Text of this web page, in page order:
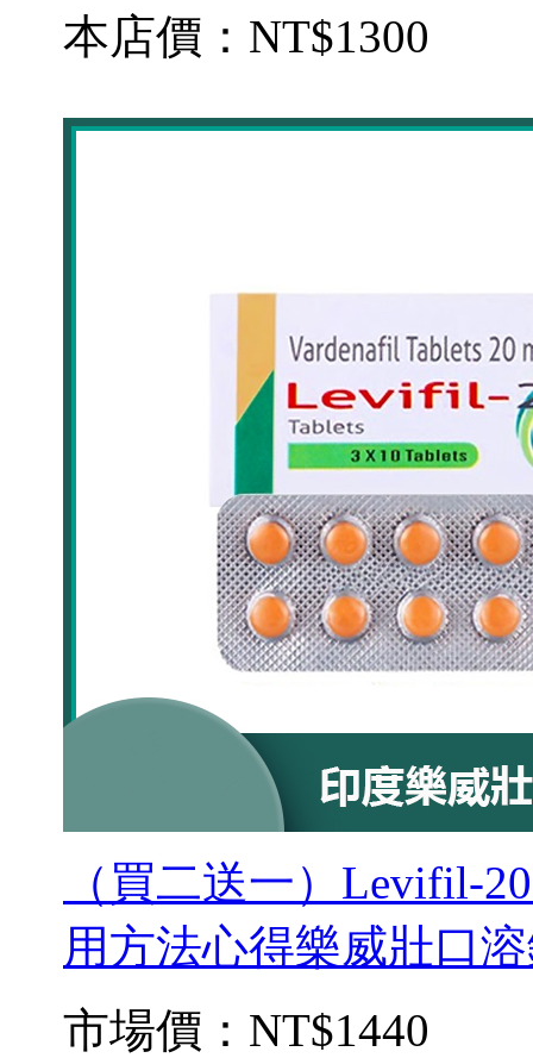
本店價： NT$1300
（買二送一）Levifil-
用方法心得樂威壯口
市場價： NT$1440